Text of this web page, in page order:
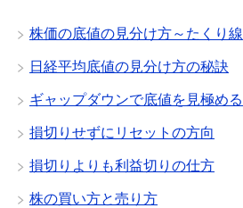
株価の底値の見分け方～たくり線
日経平均底値の見分け方の秘訣
ギャップダウンで底値を見極める
損切りせずにリセットの方向
損切りよりも利益切りの仕方
株の買い方と売り方